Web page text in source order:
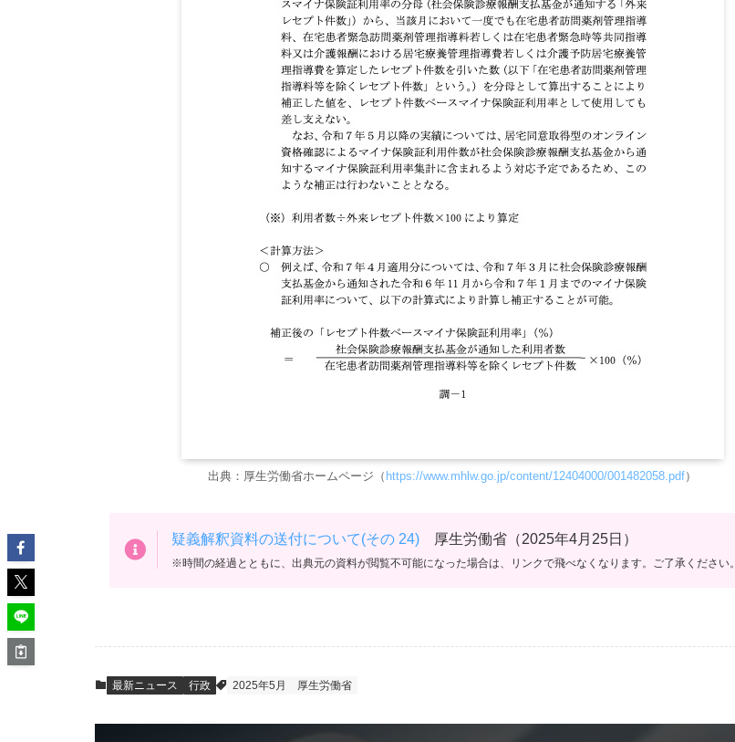
出典：厚生労働省ホームページ（ https://www.mhlw.go.jp/content/12404000/001482058.pdf）
疑義解釈資料の送付について(その 24) 厚生労働省（2025年4月25日）
※時間の経過とともに、出典元の資料が閲覧不可能になった場合は、リンクで飛べなくなります。ご了承ください。
最新ニュース 行政 2025年5月 厚生労働省